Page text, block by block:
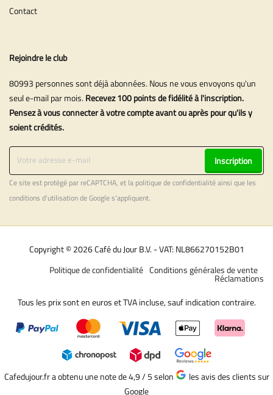
Contact
Rejoindre le club
80993 personnes sont déjà abonnées. Nous ne vous envoyons qu'un
seul e-mail par mois. Recevez 100 points de fidélité à l'inscription.
Pensez à vous connecter à votre compte avant ou après pour qu'ils y
soient crédités.
Inscription
Ce site est protégé par reCAPTCHA, et la politique de confidentialitéainsi que les
conditions d'utilisationde Google s'appliquent.
Copyright © 2026 Café du Jour B.V. - VAT: NL866270152B01
Conditions générales de vente
Politique de confidentialité
Réclamations
Tous les prix sont en euros et TVA incluse, sauf indication contraire.
Cafedujour.fr a obtenu une note de 4,9 / 5selon
les avis des clients sur
Google